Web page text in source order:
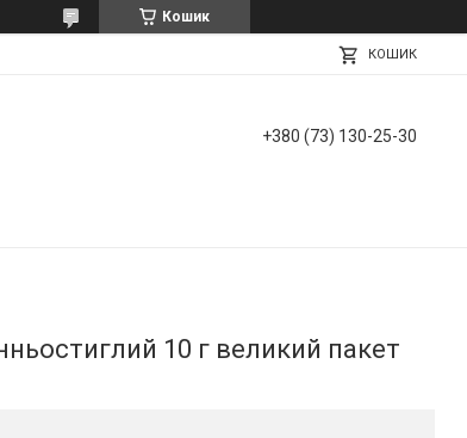
Кошик
КОШИК
+380 (73) 130-25-30
10 г великий пакет